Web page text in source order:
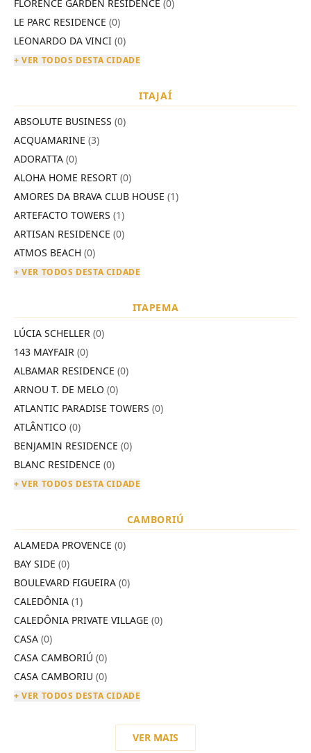
FLORENCE GARDEN RESIDENCE (0)
LE PARC RESIDENCE (0)
LEONARDO DA VINCI (0)
+ VER TODOS DESTA CIDADE
ITAJAÍ
ABSOLUTE BUSINESS (0)
ACQUAMARINE (3)
ADORATTA (0)
ALOHA HOME RESORT (0)
AMORES DA BRAVA CLUB HOUSE (1)
ARTEFACTO TOWERS (1)
ARTISAN RESIDENCE (0)
ATMOS BEACH (0)
+ VER TODOS DESTA CIDADE
ITAPEMA
LÚCIA SCHELLER (0)
143 MAYFAIR (0)
ALBAMAR RESIDENCE (0)
ARNOU T. DE MELO (0)
ATLANTIC PARADISE TOWERS (0)
ATLÂNTICO (0)
BENJAMIN RESIDENCE (0)
BLANC RESIDENCE (0)
+ VER TODOS DESTA CIDADE
CAMBORIÚ
ALAMEDA PROVENCE (0)
BAY SIDE (0)
BOULEVARD FIGUEIRA (0)
CALEDÔNIA (1)
CALEDÔNIA PRIVATE VILLAGE (0)
CASA (0)
CASA CAMBORIÚ (0)
CASA CAMBORIU (0)
+ VER TODOS DESTA CIDADE
VER MAIS